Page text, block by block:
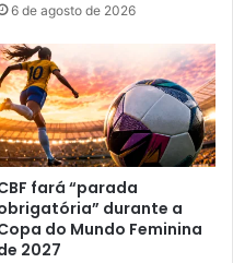
6 de agosto de 2026
fará “parada
durante a
do Mundo Feminina
2027